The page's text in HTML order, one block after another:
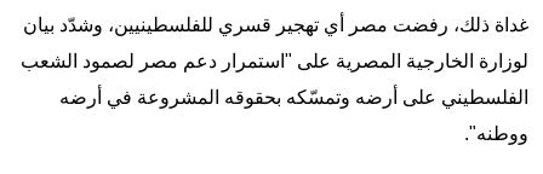
غداة ذلك، رفضت مصر أي تهجير قسري للفلسطينيين، وشدّد بيان
لوزارة الخارجية المصرية على "استمرار دعم مصر لصمود الشعب
الفلسطيني على أرضه وتمسّكه بحقوقه المشروعة في أرضه
ووطنه".